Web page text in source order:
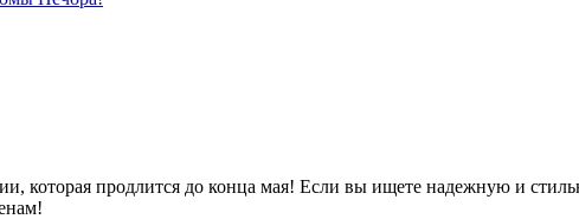
которая продлится до конца мая! Если вы ищете надежную и